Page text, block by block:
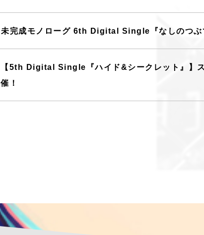
未完成モノローグ 6th Digital Single『なしのつ
【5th Digital Single『ハイド&シークレット』】
催！